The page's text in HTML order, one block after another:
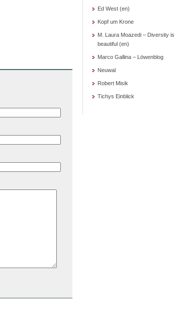
Ed West (en)
Kopf um Krone
M. Laura Moazedi – Diversity is
beautiful (en)
Marco Gallina – Löwenblog
Neuwal
Robert Misik
Tichys Einblick